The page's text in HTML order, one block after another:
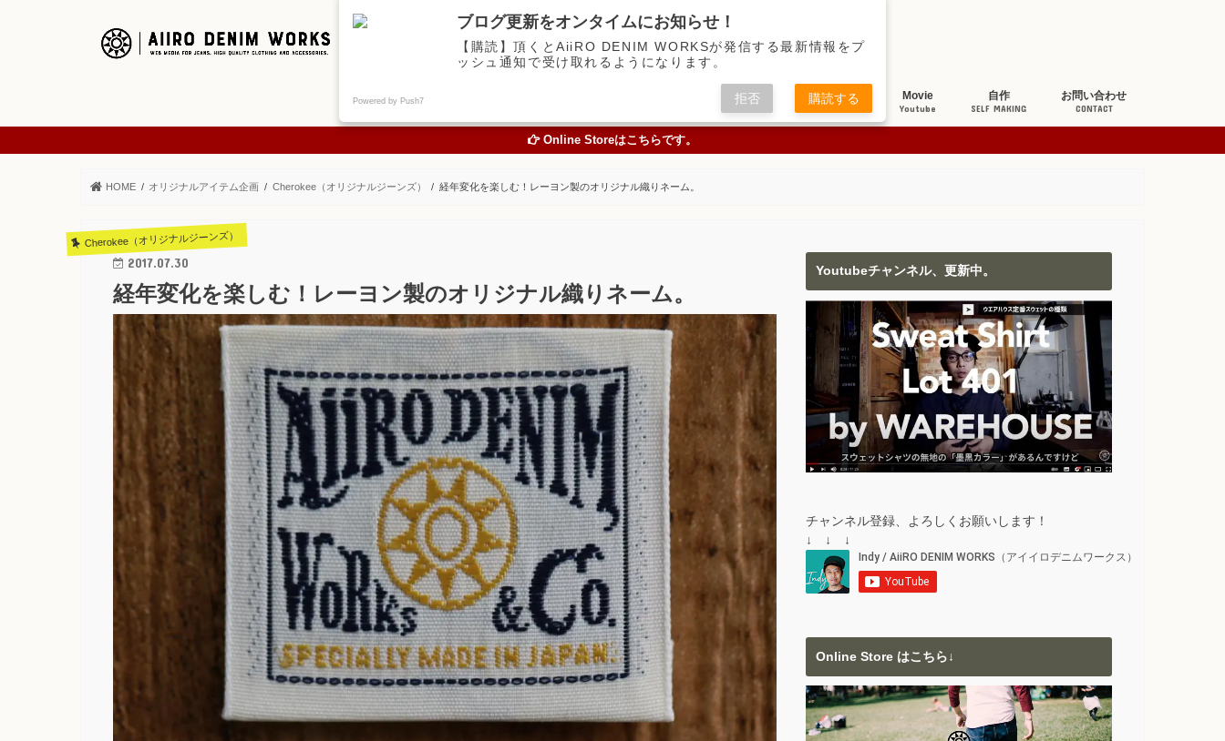
ご挨拶 お買い物
ONLINE STORE
色落ち研究
STUDY ABOUT JEANS
Movie
Youtube
自作
SELF MAKING
お問い合わせ
CONTACT
Online Storeはこちらです。
HOME オリジナルアイテム企画 Cherokee（オリジナルジーンズ） 経年変化を楽しむ！レーヨン製のオリジナル織りネーム。
Cherokee（オリジナルジーンズ）
2017.07.30
経年変化を楽しむ！レーヨン製のオリジナル織りネーム。
Youtubeチャンネル、更新中。
チャンネル登録、よろしくお願いします！
↓ ↓ ↓
Online Store はこちら↓
ブログ更新をオンタイムにお知らせ！
【購読】頂くとAiiRO DENIM WORKSが発信する最新情報をプ
ッシュ通知で受け取れるようになります。
Powered by Push7 拒否 購読する